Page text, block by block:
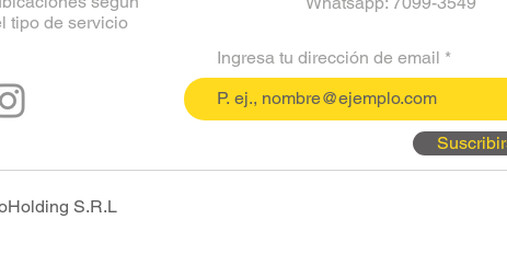
tipo de servicio
Ingresa tu dirección de email
S.R.L